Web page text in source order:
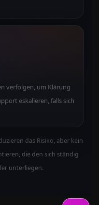
verfolgen, um Klärung
eskalieren, falls sich
das Risiko, aber kein
die den sich ständig
unterliegen.